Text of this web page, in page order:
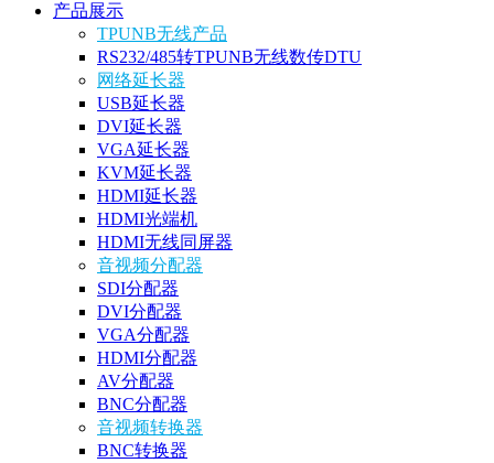
产品展示
TPUNB无线产品
RS232/485转TPUNB无线数传DTU
网络延长器
USB延长器
DVI延长器
VGA延长器
KVM延长器
HDMI延长器
HDMI光端机
HDMI无线同屏器
音视频分配器
SDI分配器
DVI分配器
VGA分配器
HDMI分配器
AV分配器
BNC分配器
音视频转换器
BNC转换器